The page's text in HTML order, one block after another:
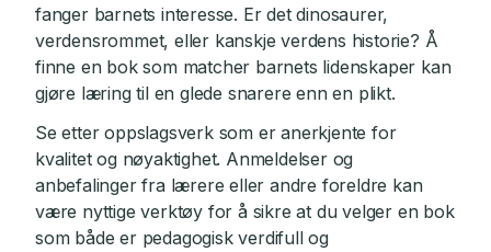
fanger barnets interesse. Er det dinosaurer,
verdensrommet, eller kanskje verdens historie? Å
finne en bok som matcher barnets lidenskaper kan
gjøre læring til en glede snarere enn en plikt.
Se etter oppslagsverk som er anerkjente for
kvalitet og nøyaktighet. Anmeldelser og
anbefalinger fra lærere eller andre foreldre kan
være nyttige verktøy for å sikre at du velger en bok
som både er pedagogisk verdifull og